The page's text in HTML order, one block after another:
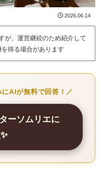
2026.06.14
が、運営継続のため紹介して
得る場合があります
AIが無料で回答！／
ーソムリエに